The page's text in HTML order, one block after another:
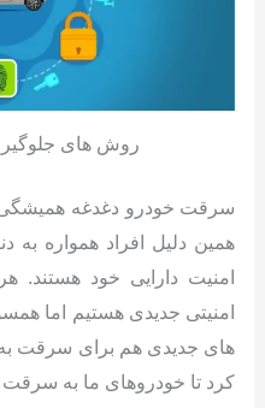
روش های
سرقت خودرو دغدغه همیشگی
همین دلیل افراد همواره به
امنیت دارایی خود هستند.
امنیتی جدیدی هستیم اما
های جدیدی هم برای سرقت به
کرد تا خودروهای ما به سرقت